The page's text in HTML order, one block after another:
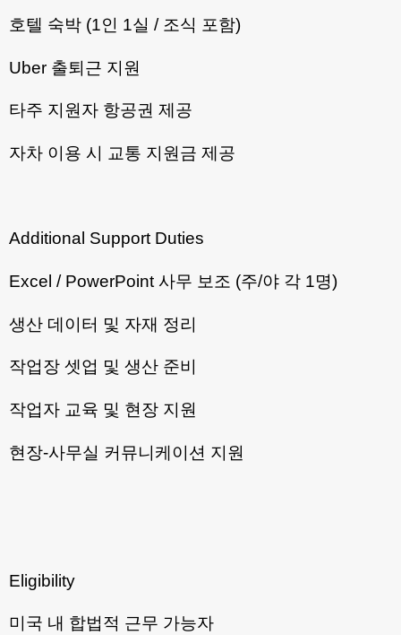
호텔 숙박 (1인 1실 / 조식 포함)
Uber 출퇴근 지원
타주 지원자 항공권 제공
자차 이용 시 교통 지원금 제공
Additional Support Duties
Excel / PowerPoint 사무 보조 (주/야 각 1명)
생산 데이터 및 자재 정리
작업장 셋업 및 생산 준비
작업자 교육 및 현장 지원
현장-사무실 커뮤니케이션 지원
Eligibility
미국 내 합법적 근무 가능자